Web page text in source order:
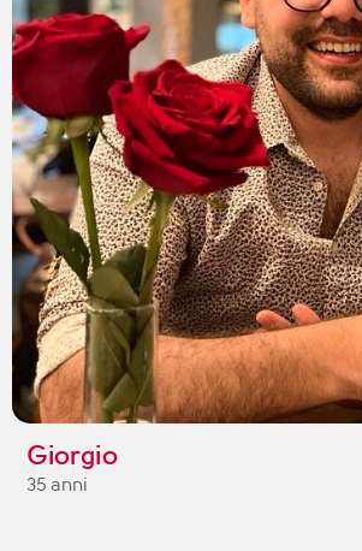
Giorgio
35 anni